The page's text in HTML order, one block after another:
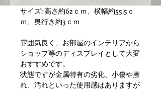
サイズ: 高さ約62ｃｍ、横幅約55.5ｃ
ｍ、奥行き約3ｃｍ
雰囲気良く、お部屋のインテリアから
ショップ等のディスプレイとして大変
おすすめです。
状態ですが金属特有の劣化、小傷や擦
れ、汚れといった使用感はありますが